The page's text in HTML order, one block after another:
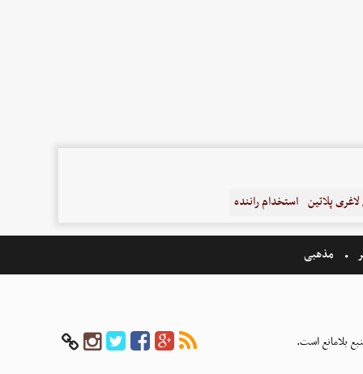
پلاتین استخدام راننده
مذهبی
بلامانع است.